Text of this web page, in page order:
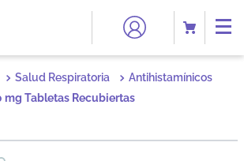
Salud Respiratoria
Antihistamínicos
mg Tabletas Recubiertas